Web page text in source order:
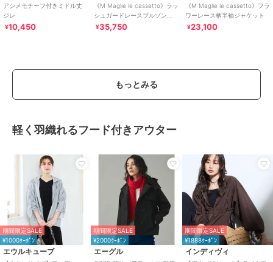
アシメモチーフ付きミドル丈
ジレ
¥10,450
《M Maglie le cassetto》ラッ
シュガードレースブルゾン
《UVカット・撥水加工》
¥35,750
《M Maglie le cassetto》フラ
ワーレース柄半袖ジャケット
¥23,100
もっとみる
軽く羽織れるフード付きアウター
期間限定SALE
¥1000ｸｰﾎﾟﾝ
エウルキューブ
期間限定SALE
¥2000ｸｰﾎﾟﾝ
エーグル
期間限定SALE
¥1888ｸｰﾎﾟﾝ
インディヴィ